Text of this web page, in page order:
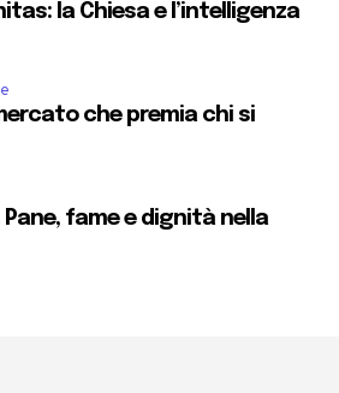
la Chiesa e l’intelligenza
che premia chi si
fame e dignità nella